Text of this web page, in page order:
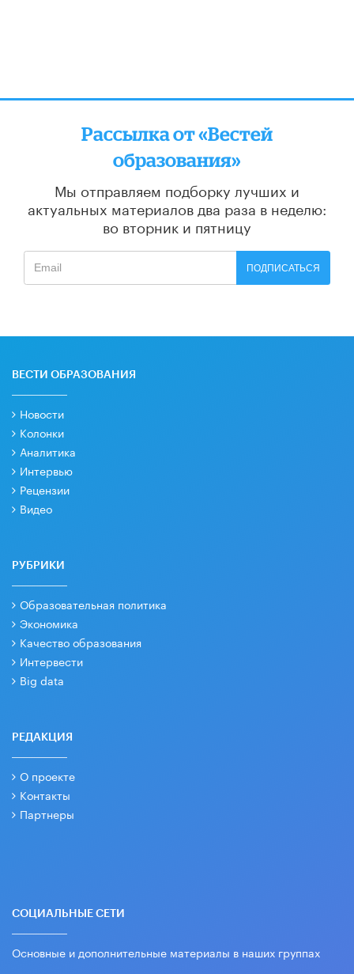
Рассылка от «Вестей
образования»
Мы отправляем подборку лучших и
актуальных материалов два раза в неделю:
во вторник и пятницу
ПОДПИСАТЬСЯ
ВЕСТИ ОБРАЗОВАНИЯ
Новости
Колонки
Аналитика
Интервью
Рецензии
Видео
РУБРИКИ
Образовательная политика
Экономика
Качество образования
Интервести
Big data
РЕДАКЦИЯ
О проекте
Контакты
Партнеры
СОЦИАЛЬНЫЕ СЕТИ
Основные и дополнительные материалы в наших группах